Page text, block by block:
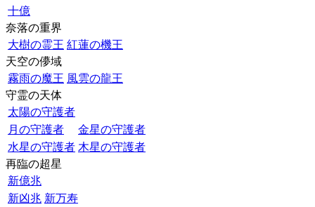
十億
奈落の重界
大樹の霊王 紅蓮の機王
天空の儚域
霧雨の魔王 風雲の龍王
守霊の天体
太陽の守護者
月の守護者
金星の守護者
水星の守護者 木星の守護者
再臨の超星
新億兆
新凶兆 新万寿